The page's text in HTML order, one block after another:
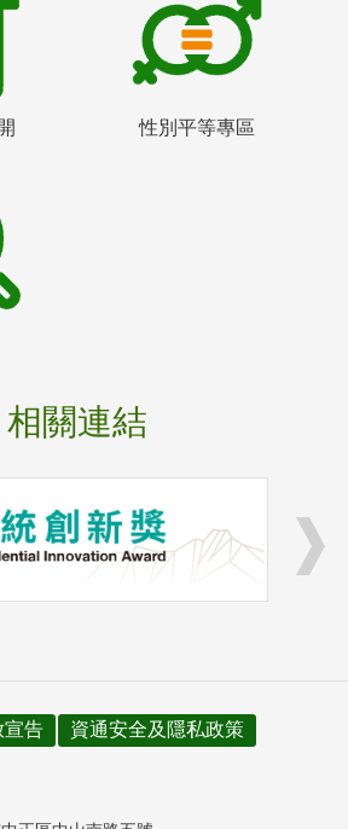
性別平等專區
相關連結
宣告
資通安全及隱私政策